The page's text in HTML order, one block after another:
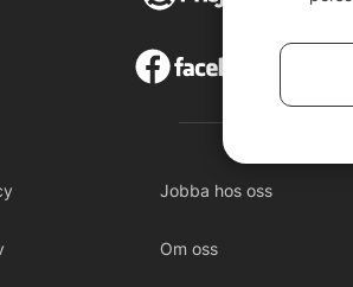
Jobba hos oss
Om oss